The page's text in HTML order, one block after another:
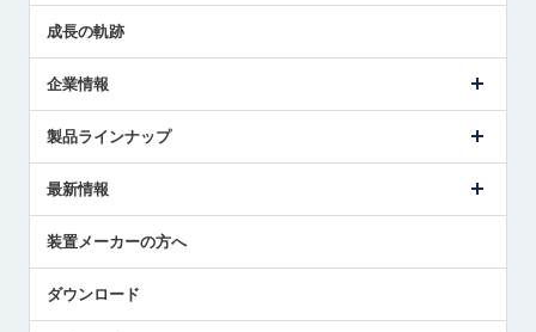
成長の軌跡
企業情報
ごあいさつ
受賞履歴
採用情報
国/地域/言語
製品ラインナップ
ツールセッタ製品
エアマイクロセンサ製品
最新情報
メトロールの技術
社員ブログ
装置メーカーの方へ
ダウンロード